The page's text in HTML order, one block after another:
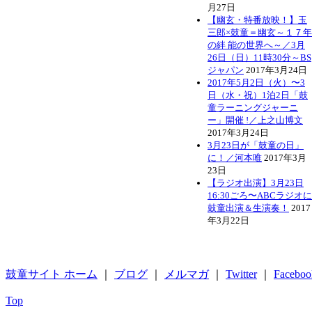
月27日
【幽玄・特番放映！】玉
三郎×鼓童＝幽玄～１７年
の絆 能の世界へ～／3月
26日（日）11時30分～BS
ジャパン 2017年3月24日
2017年5月2日（火）〜3
日（水・祝）1泊2日「鼓
童ラーニングジャーニ
ー」開催 !／上之山博文
2017年3月24日
3月23日が「鼓童の日」
に！／河本唯 2017年3月
23日
【ラジオ出演】3月23日
16:30ごろ〜ABCラジオに
鼓童出演＆生演奏！ 2017
年3月22日
鼓童サイト ホーム ブログ メルマガ｜ Twitter｜
Top